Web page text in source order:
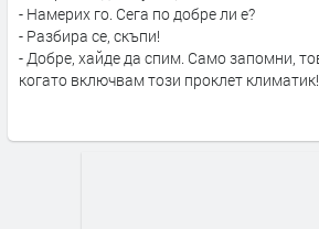
- Намерих го. Сега по добре ли е?
- Разбира се, скъпи!
- Добре, хайде да спим. Само запомни,
когато включвам този проклет